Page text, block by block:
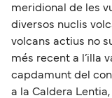
meridional de les
diversos nuclis
volcans actius no
més recent a l’illa
capdamunt del con
a la Caldera